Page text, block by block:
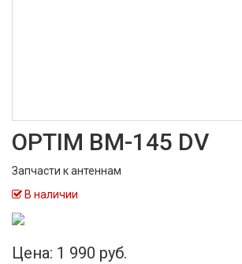
OPTIM BM-145 DV
Запчасти к антеннам
В наличии
Цена: 1 990 руб.